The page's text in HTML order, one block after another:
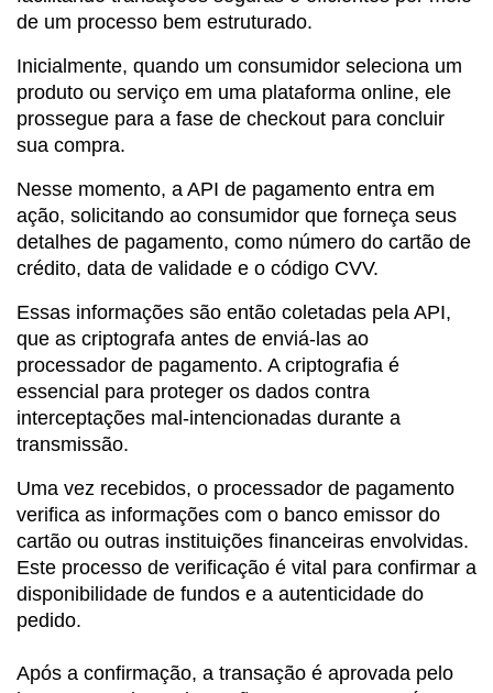
de um processo bem estruturado.
Inicialmente, quando um consumidor seleciona um
produto ou serviço em uma plataforma online, ele
prossegue para a fase de checkout para concluir
sua compra.
Nesse momento, a API de pagamento entra em
ação, solicitando ao consumidor que forneça seus
detalhes de pagamento, como número do cartão de
crédito, data de validade e o código CVV.
Essas informações são então coletadas pela API,
que as criptografa antes de enviá-las ao
processador de pagamento. A criptografia é
essencial para proteger os dados contra
interceptações mal-intencionadas durante a
transmissão.
Uma vez recebidos, o processador de pagamento
verifica as informações com o banco emissor do
cartão ou outras instituições financeiras envolvidas.
Este processo de verificação é vital para confirmar a
disponibilidade de fundos e a autenticidade do
pedido.
Após a confirmação, a transação é aprovada pelo